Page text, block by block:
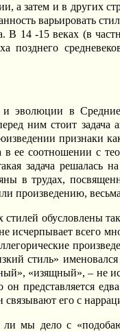
затем и в других
варьировать
В 14 -15 веках (в
эволюции в
ним стоит задача
признаки
соотношении с
задача решалась
в трудах,
произведению,
обусловлены
всего
стиль»
«изящный», – не
он представляется
его с
ли мы дело с